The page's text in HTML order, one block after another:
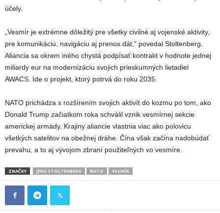
účely.
„Vesmír je extrémne dôležitý pre všetky civilné aj vojenské aktivity,
pre komunikáciu, navigáciu aj prenos dát,“ povedal Stoltenberg.
Aliancia sa okrem iného chystá podpísať kontrakt v hodnote jednej
miliardy eur na modernizáciu svojich prieskumných lietadiel
AWACS. Ide o projekt, ktorý potrvá do roku 2035.
NATO prichádza s rozšírením svojich aktivít do kozmu po tom, ako
Donald Trump začiatkom roka schválil vznik vesmírnej sekcie
americkej armády. Krajiny aliancie vlastnia viac ako polovicu
všetkých satelitov na obežnej dráhe. Čína však začína nadobúdať
prevahu, a to aj vývojom zbraní použiteľných vo vesmíre.
ZNAČKY JENS STOLTENBERG NATO VESMÍR